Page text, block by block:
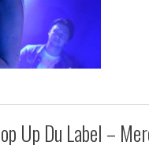
Up Du Label –